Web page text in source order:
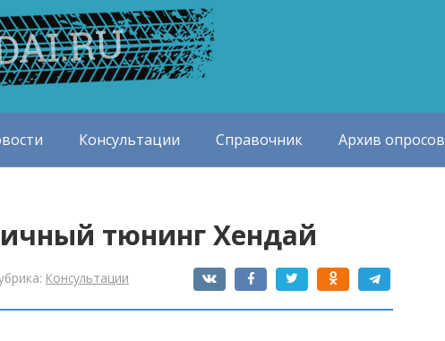
Консультации Справочник Архив опросов
тюнинг Хендай
Консультации